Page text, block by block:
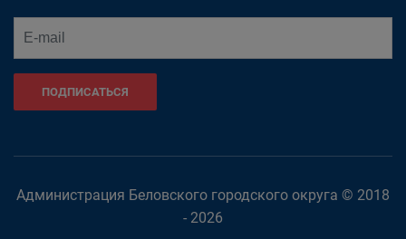
ПОДПИСАТЬСЯ
Администрация Беловского городского округа © 2018
- 2026